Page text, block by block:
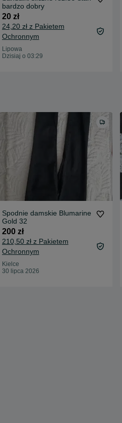
bardzo dobry
20 zł
24,20 zł z Pakietem
Ochronnym
Lipowa
Dzisiaj o 03:29
Spodnie damskie Blumarine
Gold 32
200 zł
210,50 zł z Pakietem
Ochronnym
Kielce
30 lipca 2026